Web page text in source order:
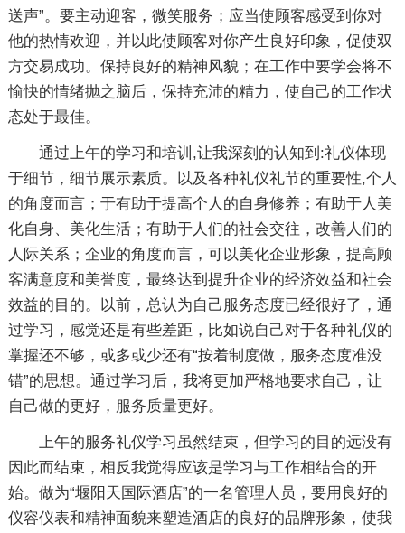
送声”。要主动迎客，微笑服务；应当使顾客感受到你对
他的热情欢迎，并以此使顾客对你产生良好印象，促使双
方交易成功。保持良好的精神风貌；在工作中要学会将不
愉快的情绪抛之脑后，保持充沛的精力，使自己的工作状
态处于最佳。
通过上午的学习和培训,让我深刻的认知到:礼仪体现
于细节，细节展示素质。以及各种礼仪礼节的重要性,个人
的角度而言；于有助于提高个人的自身修养；有助于人美
化自身、美化生活；有助于人们的社会交往，改善人们的
人际关系；企业的角度而言，可以美化企业形象，提高顾
客满意度和美誉度，最终达到提升企业的经济效益和社会
效益的目的。以前，总认为自己服务态度已经很好了，通
过学习，感觉还是有些差距，比如说自己对于各种礼仪的
掌握还不够，或多或少还有“按着制度做，服务态度准没
错”的思想。通过学习后，我将更加严格地要求自己，让
自己做的更好，服务质量更好。
上午的服务礼仪学习虽然结束，但学习的目的远没有
因此而结束，相反我觉得应该是学习与工作相结合的开
始。做为“堰阳天国际酒店”的一名管理人员，要用良好的
仪容仪表和精神面貌来塑造酒店的良好的品牌形象，使我